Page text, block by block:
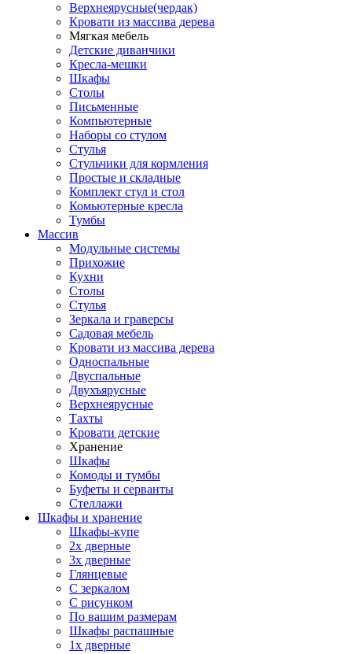
Верхнеярусные(чердак)
Кровати из массива дерева
Мягкая мебель
Детские диванчики
Кресла-мешки
Шкафы
Столы
Письменные
Компьютерные
Наборы со стулом
Стулья
Стульчики для кормления
Простые и складные
Комплект стул и стол
Комьютерные кресла
Тумбы
Массив
Модульные системы
Прихожие
Кухни
Столы
Стулья
Зеркала и граверсы
Садовая мебель
Кровати из массива дерева
Односпальные
Двуспальные
Двухъярусные
Верхнеярусные
Тахты
Кровати детские
Хранение
Шкафы
Комоды и тумбы
Буфеты и серванты
Стеллажи
Шкафы и хранение
Шкафы-купе
2х дверные
3х дверные
Глянцевые
С зеркалом
С рисунком
По вашим размерам
Шкафы распашные
1х дверные